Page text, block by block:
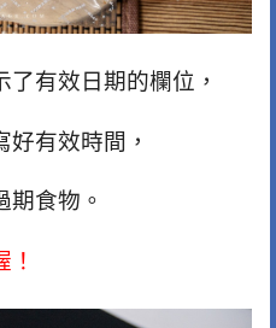
了有效日期的欄位，
有效時間，
期食物。